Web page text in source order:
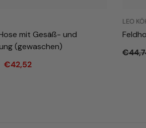
mit Gesäß- und
(gewaschen)
€42,52
LEO